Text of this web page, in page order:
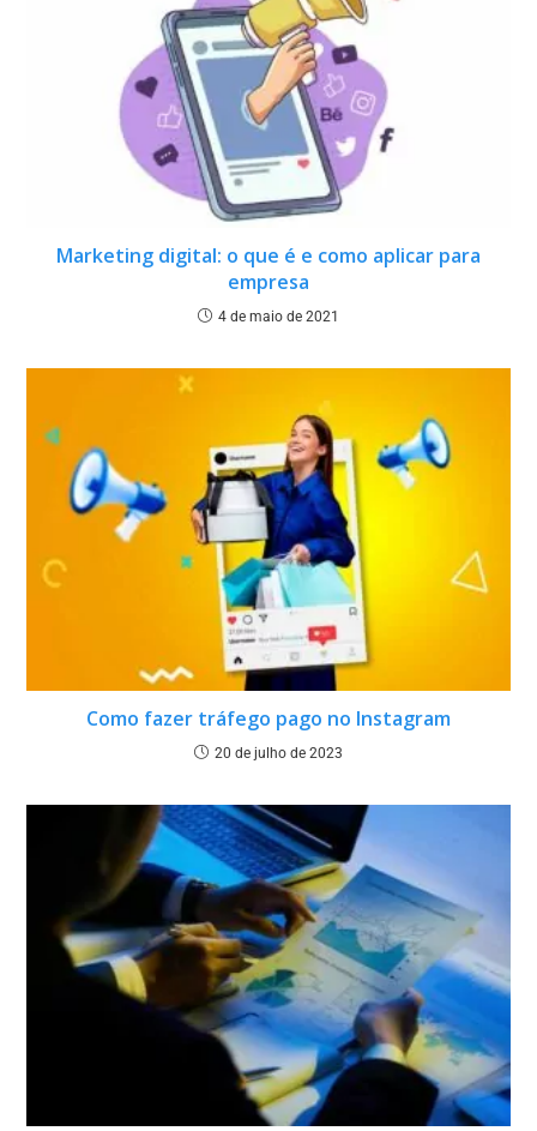
Marketing digital: o que é e como aplicar para
empresa
4 de maio de 2021
Como fazer tráfego pago no Instagram
20 de julho de 2023